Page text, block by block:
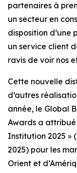
partenaires à
un secteur en
disposition
un service client
ravis de voir nos
Cette nouvelle
d’autres
année, le Global
Awards a
Institution 2025 »
2025) pour les
Orient et